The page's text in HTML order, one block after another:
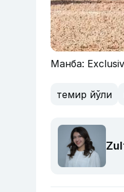
Манба:
темир йўли